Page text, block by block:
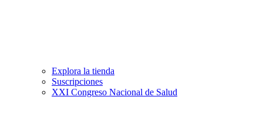
Explora la tienda
Suscripciones
XXI Congreso Nacional de Salud